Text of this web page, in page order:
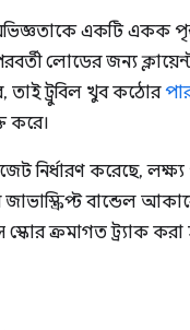
একটি একক
লোডের জন্য
তাই ট্রুবিল খুব কঠোর
করে।
করেছে,
বান্ডেল
ক্রমাগত ট্র্যাক করা